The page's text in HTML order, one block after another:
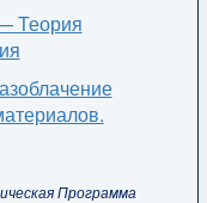
Теория
Программа